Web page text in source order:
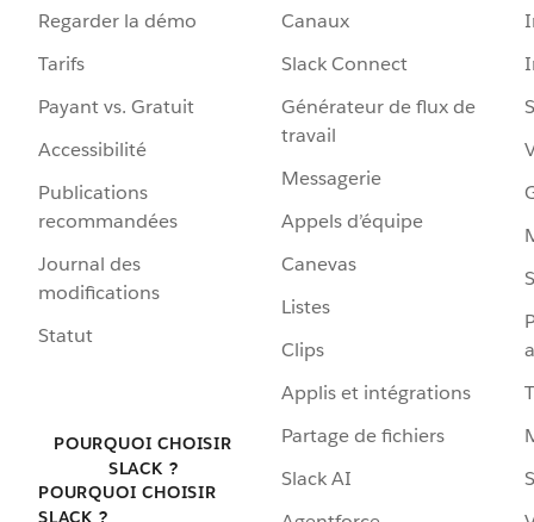
Regarder la démo
Tarifs
Payant vs. Gratuit
Accessibilité
Publications
recommandées
Journal des
modifications
Statut
POURQUOI CHOISIR
SLACK ?
POURQUOI CHOISIR
SLACK ?
Canaux
Slack Connect
Générateur de flux de
travail
Messagerie
Appels d’équipe
Canevas
Listes
Clips
Applis et intégrations
Partage de fichiers
Slack AI